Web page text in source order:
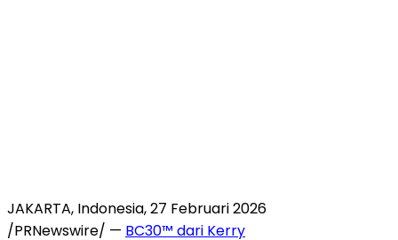
JAKARTA, Indonesia, 27 Februari 2026
/PRNewswire/ — BC30™ dari Kerry